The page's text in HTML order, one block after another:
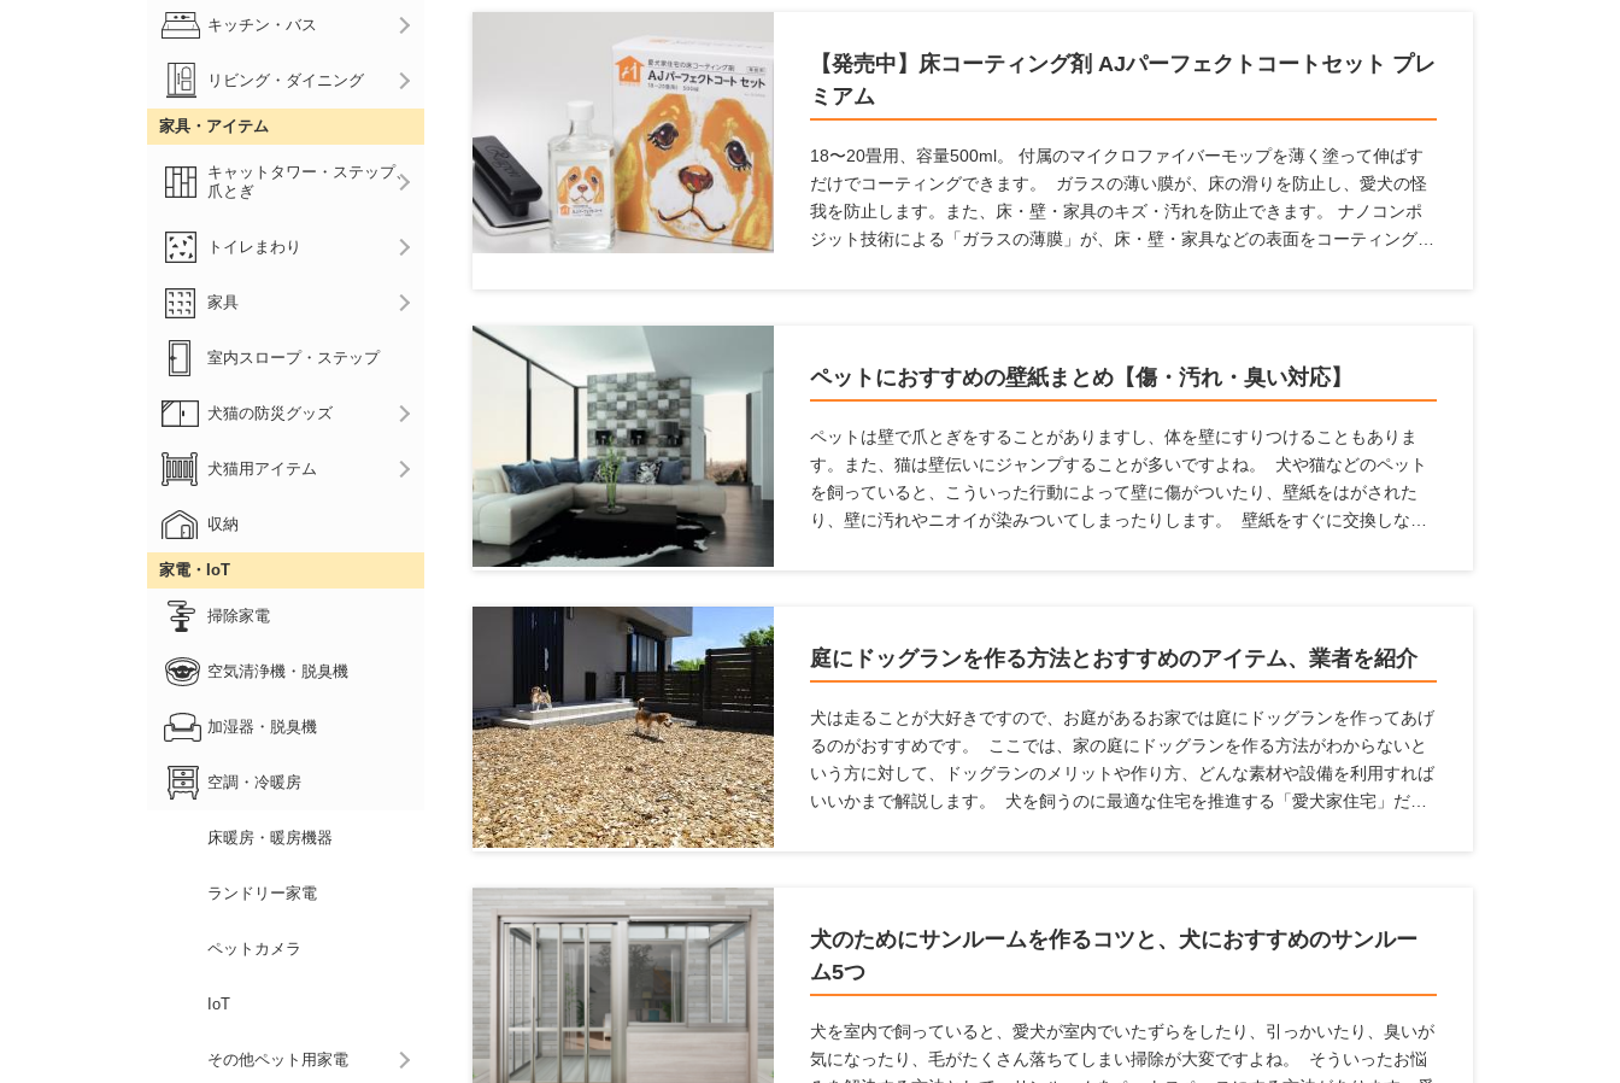
【発売中】床コーティング剤 AJパーフェクトコートセット プレ
ミアム
18〜20畳用、容量500ml。 付属のマイクロファイバーモップを薄く塗って伸ばす
だけでコーティングできます。 ガラスの薄い膜が、床の滑りを防止し、愛犬の怪
我を防止します。また、床・壁・家具のキズ・汚れを防止できます。 ナノコンポ
ジット技術による「ガラスの薄膜」が、床・壁・家具などの表面をコーティング。
ペットにおすすめの壁紙まとめ【傷・汚れ・臭い対応】
ペットは壁で爪とぎをすることがありますし、体を壁にすりつけることもありま
す。また、猫は壁伝いにジャンプすることが多いですよね。 犬や猫などのペット
を飼っていると、こういった行動によって壁に傷がついたり、壁紙をはがされた
り、壁に汚れやニオイが染みついてしまったりします。 壁紙をすぐに交換しなく
庭にドッグランを作る方法とおすすめのアイテム、業者を紹介
犬は走ることが大好きですので、お庭があるお家では庭にドッグランを作ってあげ
るのがおすすめです。 ここでは、家の庭にドッグランを作る方法がわからないと
いう方に対して、ドッグランのメリットや作り方、どんな素材や設備を利用すれば
いいかまで解説します。 犬を飼うのに最適な住宅を推進する「愛犬家住宅」だか
犬のためにサンルームを作るコツと、犬におすすめのサンルー
ム5つ
犬を室内で飼っていると、愛犬が室内でいたずらをしたり、引っかいたり、臭いが
気になったり、毛がたくさん落ちてしまい掃除が大変ですよね。 そういったお悩
キッチン・バス
リビング・ダイニング
家具・アイテム
キャットタワー・ステップ、
爪とぎ
トイレまわり
家具
室内スロープ・ステップ
犬猫の防災グッズ
犬猫用アイテム
収納
家電・IoT
掃除家電
空気清浄機・脱臭機
加湿器・脱臭機
空調・冷暖房
床暖房・暖房機器
ランドリー家電
ペットカメラ
IoT
その他ペット用家電